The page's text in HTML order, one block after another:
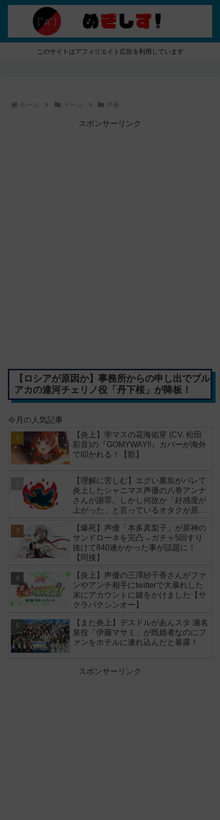
このサイトはアフィリエイト広告を利用しています
ホーム ゲーム 声優
スポンサーリンク
【ロシアが原因か】事務所からの申し出でブル
アカの連河チェリノ役「丹下桜」が降板！
今月の人気記事
【炎上】学マスの花海佑芽 (CV. 松田
彩音)の『GOMYWAY!!』カバーが海外
で叩かれる！【歌】
【理解に苦しむ】エグい裏垢がバレて
炎上したシャニマス声優の八巻アンナ
さんが謝罪。しかし何故か「好感度が
上がった」と言っているオタクが居る
【爆死】声優「本多真梨子」が原神の
サンドローネを完凸→ガチャ5回すり
抜けて840連かかった事が話題に！
【同接】
【炎上】声優の三澤紗千香さんがファ
ンやアンチ相手にtwitterで大暴れした
末にアカウントに鍵をかけました【サ
クラバクシンオー】
【また炎上】デスドルがあんスタ 瀬名
泉役「伊藤マサミ」が既婚者なのにフ
ァンをホテルに連れ込んだと暴露！
スポンサーリンク